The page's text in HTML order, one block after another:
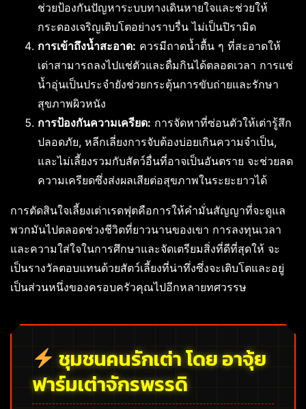
ช่วยป้องกันปัญหาระบบทางเดินหายใจและช่วยให้
กระดองเจริญเติบโตอย่างราบรื่น ไม่เป็นปิรามิด
การเข้าถึงน้ำสะอาด: ควรมีถาดน้ำตื้น ๆ ที่สะอาดให้
เต่าสามารถลงไปแช่ตัวและดื่มกินได้ตลอดเวลา การแช่
น้ำอุ่นเป็นประจำยังช่วยกระตุ้นการขับถ่ายและรักษา
สุขภาพผิวหนัง
การป้องกันความเครียด: การจัดหาที่ซ่อนตัวให้เต่ารู้สึก
ปลอดภัย, หลีกเลี่ยงการจับต้องบ่อยเกินความจำเป็น,
และไม่เลี้ยงรวมกับสัตว์อื่นที่อาจเป็นอันตราย จะช่วยลด
ความเครียดซึ่งส่งผลเสียต่อสุขภาพในระยะยาวได้
การตัดสินใจเลี้ยงเต่าเรดฟุตคือการให้คำมั่นสัญญาที่จะดูแล
พวกมันไปตลอดช่วงชีวิตที่ยาวนานของเขา การลงทุนเวลา
และความใส่ใจในการศึกษาและจัดเตรียมสิ่งที่ดีที่สุดให้ จะ
เป็นรางวัลตอบแทนด้วยสัตว์เลี้ยงที่น่าทึ่งซึ่งจะเติบโตและอยู่
เป็นส่วนหนึ่งของครอบครัวคุณไปอีกหลายทศวรรษ
ชุมชนคนรักเต่า โดย อาจุ้ย
ฟาร์มเต่าจักรพรรดิ